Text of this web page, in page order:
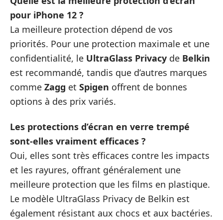
pour iPhone 12 ?
La meilleure protection dépend de vos
priorités. Pour une protection maximale et une
confidentialité, le UltraGlass Privacy de Belkin
est recommandé, tandis que d’autres marques
comme Zagg et Spigen offrent de bonnes
options à des prix variés.
Les protections d’écran en verre trempé
sont-elles vraiment efficaces ?
Oui, elles sont très efficaces contre les impacts
et les rayures, offrant généralement une
meilleure protection que les films en plastique.
Le modèle UltraGlass Privacy de Belkin est
également résistant aux chocs et aux bactéries.